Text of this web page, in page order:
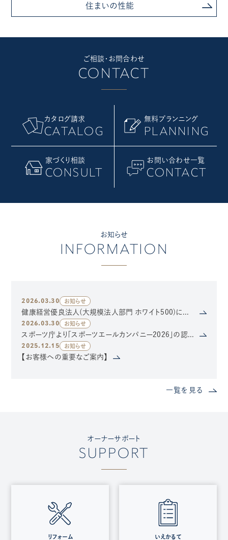
住まいの性能
ご相談・お問合わせ
CONTACT
カタログ請求
CATALOG
無料プランニング
PLANNING
家づくり相談
CONSULT
お問い合わせ一覧
CONTACT
お知らせ
INFORMATION
2026.03.30 お知らせ
健康経営優良法人(大規模法人部門 ホワイト500)に認定されました
2026.03.30 お知らせ
スポーツ庁より「スポーツエールカンパニー2026」の認定を受けました
2025.12.15 お知らせ
【お客様への重要なご案内】
一覧を見る
オーナーサポート
SUPPORT
リフォーム いえかるて